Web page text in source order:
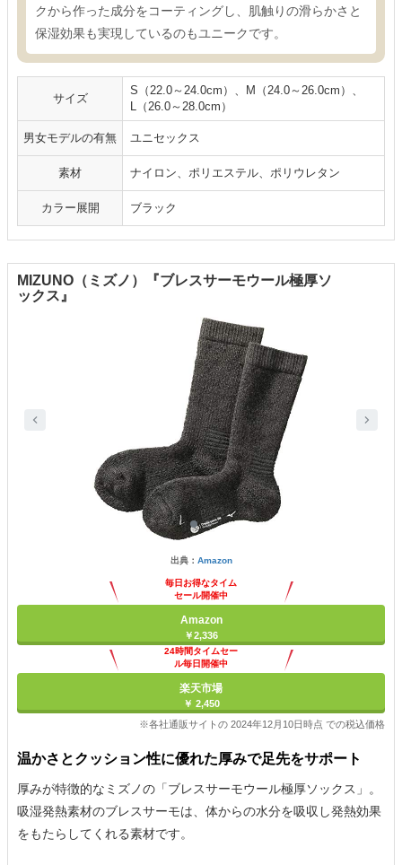
クから作った成分をコーティングし、肌触りの滑らかさと
保湿効果も実現しているのもユニークです。
サイズ
S（22.0～24.0cm）、M（24.0～26.0cm）、
L（26.0～28.0cm）
男女モデルの有無 ユニセックス
素材 ナイロン、ポリエステル、ポリウレタン
カラー展開 ブラック
MIZUNO（ミズノ）『ブレスサーモウール極厚ソ
ックス』
出典： Amazon
毎日お得なタイム
セール開催中
Amazon
￥2,336
24時間タイムセー
ル毎日開催中
楽天市場
￥ 2,450
※各社通販サイトの 2024年12月10日時点 での税込価格
温かさとクッション性に優れた厚みで足先をサポート
厚みが特徴的なミズノの「ブレスサーモウール極厚ソックス」。
吸湿発熱素材のブレスサーモは、体からの水分を吸収し発熱効果
をもたらしてくれる素材です。